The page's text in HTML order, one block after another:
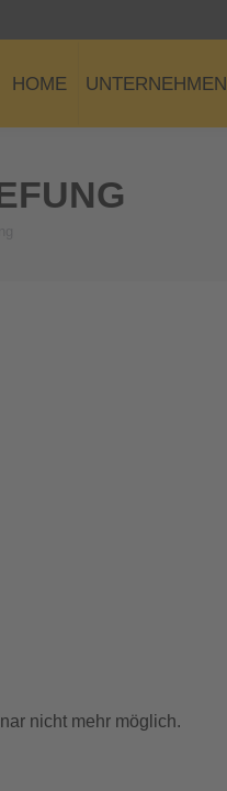
HOME UNTERNEHMEN
nicht mehr möglich.